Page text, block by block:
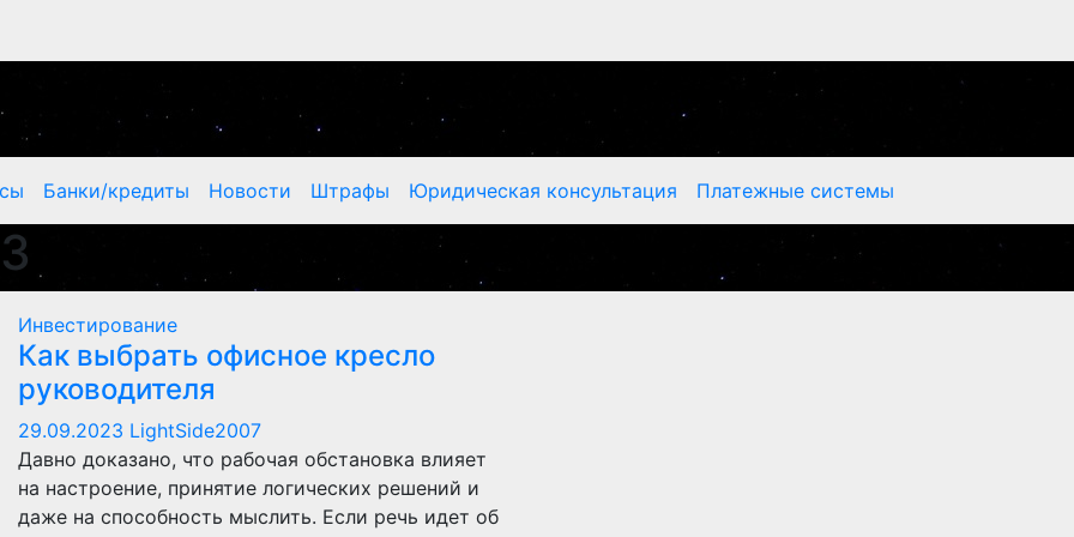
Банки/кредиты Новости Штрафы Юридическая консультация Платежные системы
Инвестирование
Как выбрать офисное кресло
руководителя
29.09.2023 LightSide2007
Давно доказано, что рабочая обстановка влияет
на настроение, принятие логических решений и
даже на способность мыслить. Если речь идет об